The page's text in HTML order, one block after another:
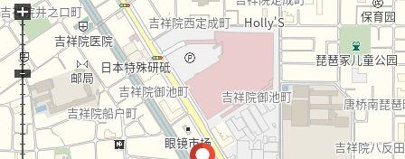
○JR东海道本线"西大路"车站步行13分钟(约1020m)
○公交站"吉祥院天满宫前"步行1分钟(约80m)
■ 周边环境
○桑迪京都吉祥院店步行5分钟(约340m)
○AEON京都洛南店徒歩3分(约230m)
○全家便利店吉祥院东砂之町步行8分钟(约590m)
+